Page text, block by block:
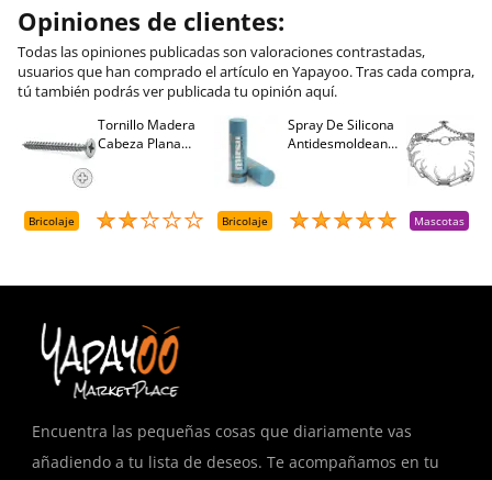
Opiniones de clientes:
Todas las opiniones publicadas son valoraciones contrastadas,
usuarios que han comprado el artículo en Yapayoo. Tras cada compra,
tú también podrás ver publicada tu opinión aquí.
Tornillo Madera
Cabeza Plana
Bricolaje
Spray De Silicona
Antidesmoldeante
Bricolaje Mascotas
Encuentra las pequeñas cosas que diariamente vas
añadiendo a tu lista de deseos. Te acompañamos en tu